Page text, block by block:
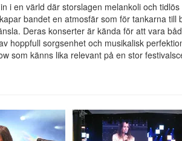
i en värld där storslagen melankoli och
bandet en atmosfär som för tankarna till
Deras konserter är kända för att vara
hoppfull sorgsenhet och musikalisk
som känns lika relevant på en stor